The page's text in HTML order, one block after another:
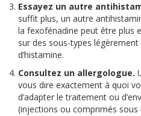
Essayez un autre
suffit plus, un autre
la fexofénadine peut être plus
sur des sous-types
d’histamine.
Consultez un allergologue.
vous dire exactement à quoi
d’adapter le traitement ou
(injections ou comprimés sous